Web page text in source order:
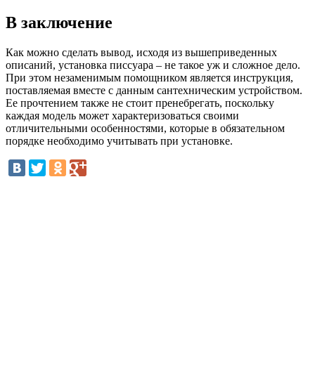
В заключение
Как можно сделать вывод, исходя из вышеприведенных
описаний, установка писсуара – не такое уж и сложное дело.
При этом незаменимым помощником является инструкция,
поставляемая вместе с данным сантехническим устройством.
Ее прочтением также не стоит пренебрегать, поскольку
каждая модель может характеризоваться своими
отличительными особенностями, которые в обязательном
порядке необходимо учитывать при установке.